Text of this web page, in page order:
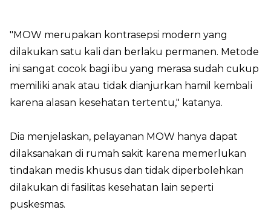
"MOW merupakan kontrasepsi modern yang
dilakukan satu kali dan berlaku permanen. Metode
ini sangat cocok bagi ibu yang merasa sudah cukup
memiliki anak atau tidak dianjurkan hamil kembali
karena alasan kesehatan tertentu," katanya.
Dia menjelaskan, pelayanan MOW hanya dapat
dilaksanakan di rumah sakit karena memerlukan
tindakan medis khusus dan tidak diperbolehkan
dilakukan di fasilitas kesehatan lain seperti
puskesmas.